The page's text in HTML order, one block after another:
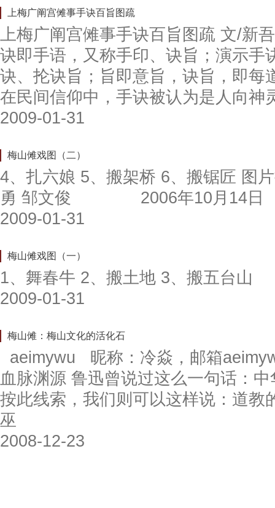
上梅广阐宫傩事手诀百旨图疏
上梅广阐宫傩事手诀百旨图疏 文/新
诀即手语，又称手印、诀旨；演示手
诀、抡诀旨；旨即意旨，诀旨，即每
在民间信仰中，手诀被认为是人向神
2009-01-31
梅山傩戏图（二）
4、扎六娘 5、搬架桥 6、搬锯匠 图
勇 邹文俊 2006年10月14日
2009-01-31
梅山傩戏图（一）
1、舞春牛 2、搬土地 3、搬五台山
2009-01-31
梅山傩：梅山文化的活化石
aeimywu 昵称：冷焱，邮箱
血脉渊源 鲁迅曾说过这么一句话：
按此线索，我们则可以这样说：道教
巫
2008-12-23